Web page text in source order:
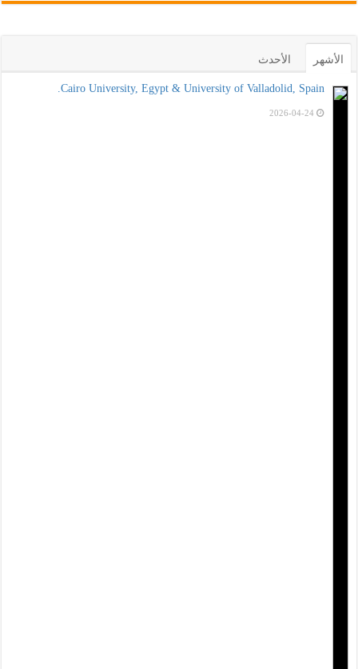
الأشهر الأحدث
Cairo University, Egypt & University of Valladolid, Spain.
2026-04-24